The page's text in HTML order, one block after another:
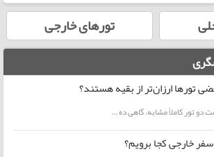
تورهای خارجی
تورها ارزان‌تر از بقیه هستند؟
دو تور کاملاً مشابه، گاهی ده ...
سفر خارجی کجا برویم؟